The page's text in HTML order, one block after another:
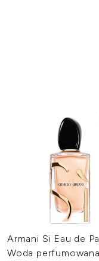
Armani Si Eau de
Woda